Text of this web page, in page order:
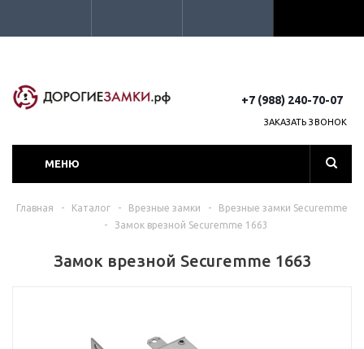
+7 (988) 240-70-07
ЗАКАЗАТЬ ЗВОНОК
МЕНЮ
Главная - Каталог - Врезные замки -
Врезные замки Securemme
-
Замок врезной Securemme 1663
Замок врезной Securemme 1663